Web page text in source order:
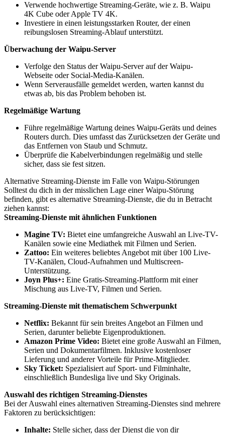
Verwende hochwertige Streaming-Geräte, wie z. B. Waipu
4K Cube oder Apple TV 4K.
Investiere in einen leistungsstarken Router, der einen
reibungslosen Streaming-Ablauf unterstützt.
Überwachung der Waipu-Server
Verfolge den Status der Waipu-Server auf der Waipu-
Webseite oder Social-Media-Kanälen.
Wenn Serverausfälle gemeldet werden, warten kannst du
etwas ab, bis das Problem behoben ist.
Regelmäßige Wartung
Führe regelmäßige Wartung deines Waipu-Geräts und deines
Routers durch. Dies umfasst das Zurücksetzen der Geräte und
das Entfernen von Staub und Schmutz.
Überprüfe die Kabelverbindungen regelmäßig und stelle
sicher, dass sie fest sitzen.
Alternative Streaming-Dienste im Falle von Waipu-Störungen
Solltest du dich in der misslichen Lage einer Waipu-Störung
befinden, gibt es alternative Streaming-Dienste, die du in Betracht
ziehen kannst:
Streaming-Dienste mit ähnlichen Funktionen
Magine TV: Bietet eine umfangreiche Auswahl an Live-TV-
Kanälen sowie eine Mediathek mit Filmen und Serien.
Zattoo: Ein weiteres beliebtes Angebot mit über 100 Live-
TV-Kanälen, Cloud-Aufnahmen und Multiscreen-
Unterstützung.
Joyn Plus+: Eine Gratis-Streaming-Plattform mit einer
Mischung aus Live-TV, Filmen und Serien.
Streaming-Dienste mit thematischem Schwerpunkt
Netflix: Bekannt für sein breites Angebot an Filmen und
Serien, darunter beliebte Eigenproduktionen.
Amazon Prime Video: Bietet eine große Auswahl an Filmen,
Serien und Dokumentarfilmen. Inklusive kostenloser
Lieferung und anderer Vorteile für Prime-Mitglieder.
Sky Ticket: Spezialisiert auf Sport- und Filminhalte,
einschließlich Bundesliga live und Sky Originals.
Auswahl des richtigen Streaming-Dienstes
Bei der Auswahl eines alternativen Streaming-Dienstes sind mehrere
Faktoren zu berücksichtigen:
Inhalte: Stelle sicher, dass der Dienst die von dir